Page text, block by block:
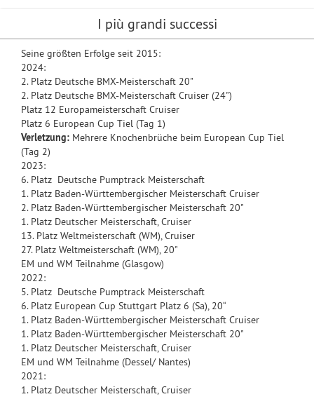
I più grandi successi
Seine größten Erfolge seit 2015:
2024:
2. Platz Deutsche BMX-Meisterschaft 20"
2. Platz Deutsche BMX-Meisterschaft Cruiser (24")
Platz 12 Europameisterschaft Cruiser
Platz 6 European Cup Tiel (Tag 1)
Verletzung: Mehrere Knochenbrüche beim European Cup Tiel
(Tag 2)
2023:
6. Platz Deutsche Pumptrack Meisterschaft
1. Platz Baden-Württembergischer Meisterschaft Cruiser
2. Platz Baden-Württembergischer Meisterschaft 20"
1. Platz Deutscher Meisterschaft, Cruiser
13. Platz Weltmeisterschaft (WM), Cruiser
27. Platz Weltmeisterschaft (WM), 20"
EM und WM Teilnahme (Glasgow)
2022:
5. Platz Deutsche Pumptrack Meisterschaft
6. Platz European Cup Stuttgart Platz 6 (Sa), 20“
1. Platz Baden-Württembergischer Meisterschaft Cruiser
1. Platz Baden-Württembergischer Meisterschaft 20"
1. Platz Deutscher Meisterschaft, Cruiser
EM und WM Teilnahme (Dessel/ Nantes)
2021:
1. Platz Deutscher Meisterschaft, Cruiser